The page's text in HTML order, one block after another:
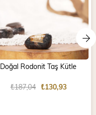
Doğal Rodonit Taş Kütle
₺130,93
₺187,04